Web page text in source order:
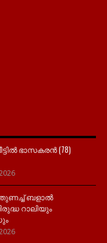
ഭാസകരൻ (78)
ബളാൽ
റാലിയും